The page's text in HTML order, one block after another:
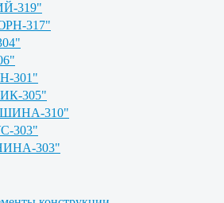
319"
317"
301"
305"
310"
303"
303"